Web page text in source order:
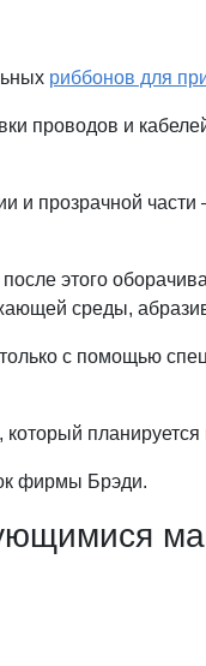
риббонов для
проводов и
и прозрачной
этого
среды,
только с помощью
, который
фирмы Брэди.